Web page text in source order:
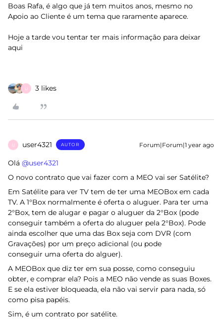
Boas Rafa, é algo que já tem muitos anos, mesmo no
Apoio ao Cliente é um tema que raramente aparece.
Hoje a tarde vou tentar ter mais informação para deixar
aqui
U 3 likes
U user4321 AUTOR Forum|Forum|1 year ago
Olá ​ @user4321
O novo contrato que vai fazer com a MEO vai ser Satélite?
Em Satélite para ver TV tem de ter uma MEOBox em cada
TV. A 1°Box normalmente é oferta o aluguer. Para ter uma
2°Box, tem de alugar e pagar o aluguer da 2°Box (pode
conseguir também a oferta do aluguer pela 2°Box). Pode
ainda escolher que uma das Box seja com DVR (com
Gravações) por um preço adicional (ou pode
conseguir uma oferta do alguer).
A MEOBox que diz ter em sua posse, como conseguiu
obter, e comprar ela? Pois a MEO não vende as suas Boxes.
E se ela estiver bloqueada, ela não vai servir para nada, só
como pisa papéis.
Sim, é um contrato por satélite.